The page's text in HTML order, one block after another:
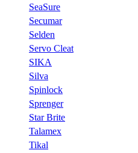
SeaSure
Secumar
Selden
Servo Cleat
SIKA
Silva
Spinlock
Sprenger
Star Brite
Talamex
Tikal